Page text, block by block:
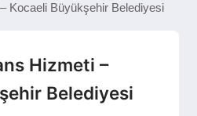
Kocaeli Büyükşehir Belediyesi
Hizmeti –
Belediyesi